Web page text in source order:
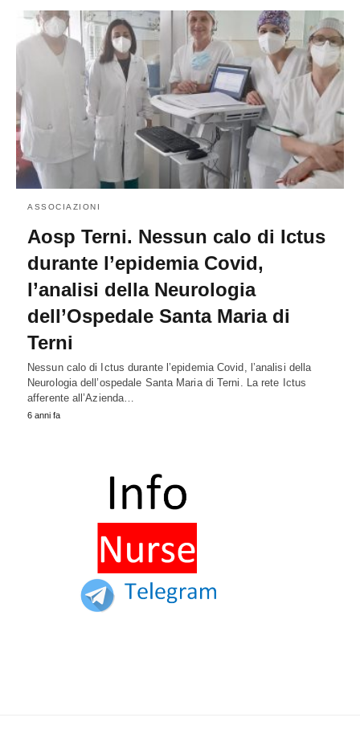
ASSOCIAZIONI
Aosp Terni. Nessun calo di Ictus
durante l’epidemia Covid,
l’analisi della Neurologia
dell’Ospedale Santa Maria di
Terni
Nessun calo di Ictus durante l’epidemia Covid, l’analisi della
Neurologia dell’ospedale Santa Maria di Terni. La rete Ictus
afferente all’Azienda…
6 anni fa